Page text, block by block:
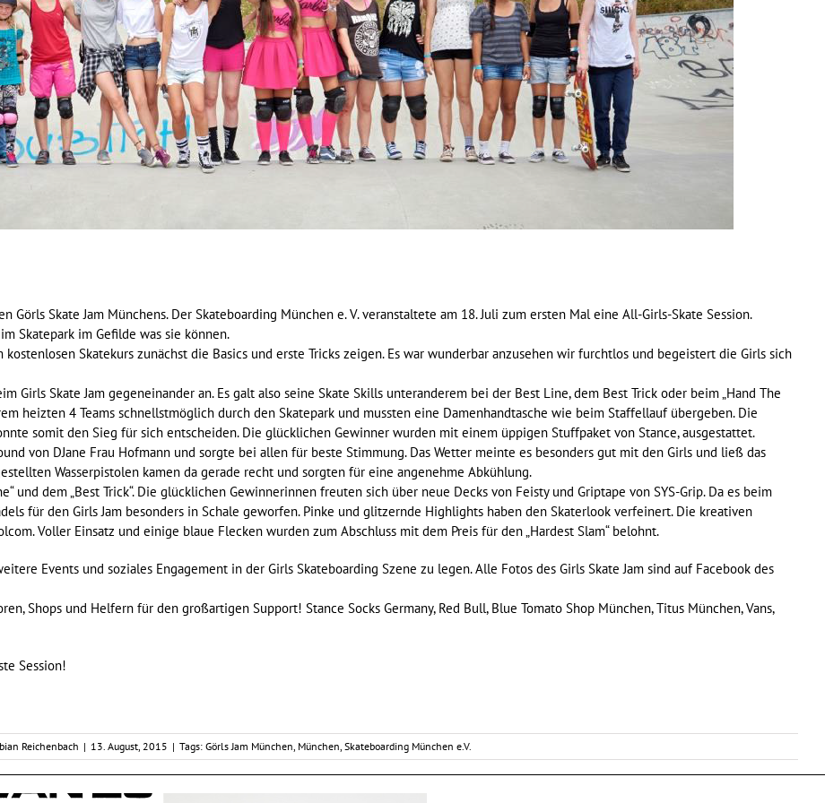
Görls Skate Jam Münchens. Der Skateboarding München e. V. veranstaltete am 18. Juli zum ersten Mal eine All-Girls-Skate Session.
Skatepark im Gefilde was sie können.
Skatekurs zunächst die Basics und erste Tricks zeigen. Es war wunderbar anzusehen wir furchtlos und begeistert die Girls sich
Skate Jam gegeneinander an. Es galt also seine Skate Skills unteranderem bei der Best Line, dem Best Trick oder beim „Hand The
heizten 4 Teams schnellstmöglich durch den Skatepark und mussten eine Damenhandtasche wie beim Staffellauf übergeben. Die
somit den Sieg für sich entscheiden. Die glücklichen Gewinner wurden mit einem üppigen Stuffpaket von Stance, ausgestattet.
von DJane Frau Hofmann und sorgte bei allen für beste Stimmung. Das Wetter meinte es besonders gut mit den Girls und ließ das
Wasserpistolen kamen da gerade recht und sorgten für eine angenehme Abkühlung.
und dem „Best Trick“. Die glücklichen Gewinnerinnen freuten sich über neue Decks von Feisty und Griptape von SYS-Grip. Da es beim
für den Girls Jam besonders in Schale geworfen. Pinke und glitzernde Highlights haben den Skaterlook verfeinert. Die kreativen
Voller Einsatz und einige blaue Flecken wurden zum Abschluss mit dem Preis für den „Hardest Slam“ belohnt.
Events und soziales Engagement in der Girls Skateboarding Szene zu legen. Alle Fotos des Girls Skate Jam sind auf Facebook des
Shops und Helfern für den großartigen Support! Stance Socks Germany, Red Bull, Blue Tomato Shop München, Titus München, Vans,
Session!
Reichenbach | 13. August, 2015 | Tags: Görls Jam München München Skateboarding München e.V.